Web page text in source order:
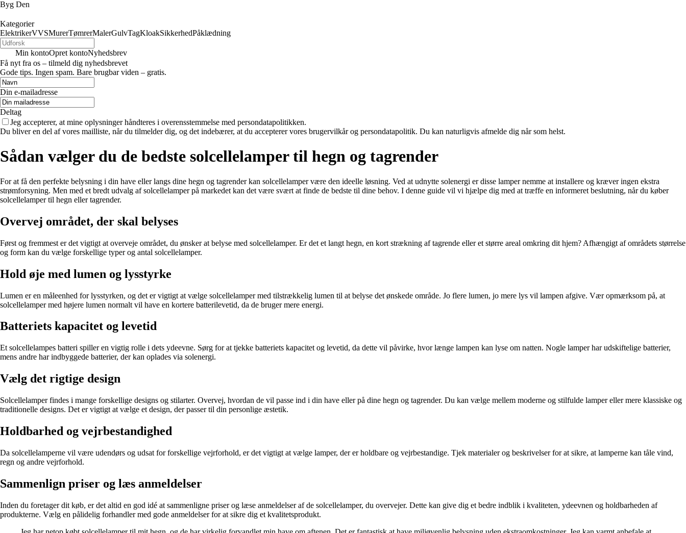
Byg Den
Kategorier
ElektrikerVVSMurerTømrerMalerGulvTagKloakSikkerhedPåklædning
Min kontoOpret kontoNyhedsbrev
Få nyt fra os – tilmeld dig nyhedsbrevet
Gode tips. Ingen spam. Bare brugbar viden – gratis.
Din e-mailadresse
Deltag
Jeg accepterer, at mine oplysninger håndteres i overensstemmelse med persondatapolitikken.
Du bliver en del af vores mailliste, når du tilmelder dig, og det indebærer, at du accepterer vores brugervilkår og persondatapolitik. Du kan naturligvis afmelde dig når som helst.
Sådan vælger du de bedste solcellelamper til hegn og tagrender
For at få den perfekte belysning i din have eller langs dine hegn og tagrender kan solcellelamper være den ideelle løsning. Ved at udnytte solenergi er disse lamper nemme at installere og kræver ingen ekstra
strømforsyning. Men med et bredt udvalg af solcellelamper på markedet kan det være svært at finde de bedste til dine behov. I denne guide vil vi hjælpe dig med at træffe en informeret beslutning, når du køber
solcellelamper til hegn eller tagrender.
Overvej området, der skal belyses
Først og fremmest er det vigtigt at overveje området, du ønsker at belyse med solcellelamper. Er det et langt hegn, en kort strækning af tagrende eller et større areal omkring dit hjem? Afhængigt af områdets størrelse
og form kan du vælge forskellige typer og antal solcellelamper.
Hold øje med lumen og lysstyrke
Lumen er en måleenhed for lysstyrken, og det er vigtigt at vælge solcellelamper med tilstrækkelig lumen til at belyse det ønskede område. Jo flere lumen, jo mere lys vil lampen afgive. Vær opmærksom på, at
solcellelamper med højere lumen normalt vil have en kortere batterilevetid, da de bruger mere energi.
Batteriets kapacitet og levetid
Et solcellelampes batteri spiller en vigtig rolle i dets ydeevne. Sørg for at tjekke batteriets kapacitet og levetid, da dette vil påvirke, hvor længe lampen kan lyse om natten. Nogle lamper har udskiftelige batterier,
mens andre har indbyggede batterier, der kan oplades via solenergi.
Vælg det rigtige design
Solcellelamper findes i mange forskellige designs og stilarter. Overvej, hvordan de vil passe ind i din have eller på dine hegn og tagrender. Du kan vælge mellem moderne og stilfulde lamper eller mere klassiske og
traditionelle designs. Det er vigtigt at vælge et design, der passer til din personlige æstetik.
Holdbarhed og vejrbestandighed
Da solcellelamperne vil være udendørs og udsat for forskellige vejrforhold, er det vigtigt at vælge lamper, der er holdbare og vejrbestandige. Tjek materialer og beskrivelser for at sikre, at lamperne kan tåle vind,
regn og andre vejrforhold.
Sammenlign priser og læs anmeldelser
Inden du foretager dit køb, er det altid en god idé at sammenligne priser og læse anmeldelser af de solcellelamper, du overvejer. Dette kan give dig et bedre indblik i kvaliteten, ydeevnen og holdbarheden af ​​
produkterne. Vælg en pålidelig forhandler med gode anmeldelser for at sikre dig et kvalitetsprodukt.